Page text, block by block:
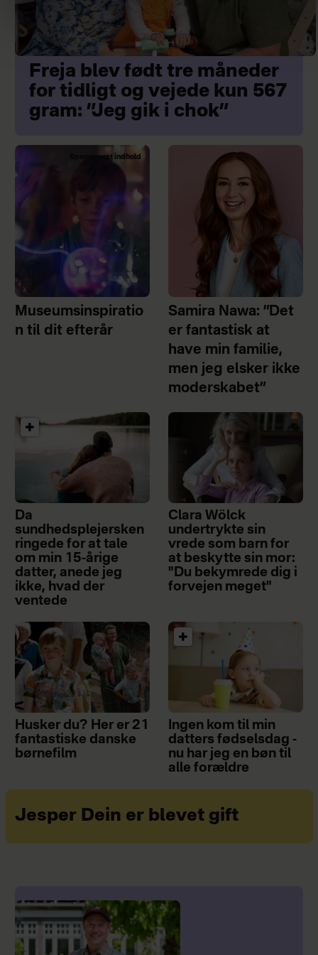
Freja blev født tre måneder
for tidligt og vejede kun 567
gram: ”Jeg gik i chok”
Sponsoreret indhold
Museumsinspiratio
n til dit efterår
Samira Nawa: ”Det
er fantastisk at
have min familie,
men jeg elsker ikke
moderskabet”
Da
sundhedsplejersken
ringede for at tale
om min 15-årige
datter, anede jeg
ikke, hvad der
ventede
Clara Wölck
undertrykte sin
vrede som barn for
at beskytte sin mor:
"Du bekymrede dig i
forvejen meget"
Husker du? Her er 21
fantastiske danske
børnefilm
Ingen kom til min
datters fødselsdag -
nu har jeg en bøn til
alle forældre
Jesper Dein er blevet gift